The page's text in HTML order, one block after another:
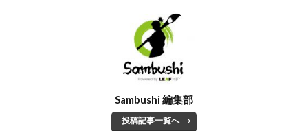
Sambushi 編集部
投稿記事一覧へ